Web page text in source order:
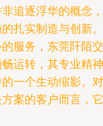
追逐浮华的概念，
扎实制造与创新。
服务，东莞阡陌交
运转，其专业精神
一个生动缩影。对
案的客户而言，它